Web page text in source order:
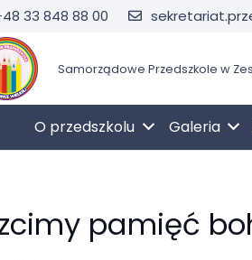
33 848 88 00
Samorządowe Przedszkole w
O przedszkolu Galeria
pamięć